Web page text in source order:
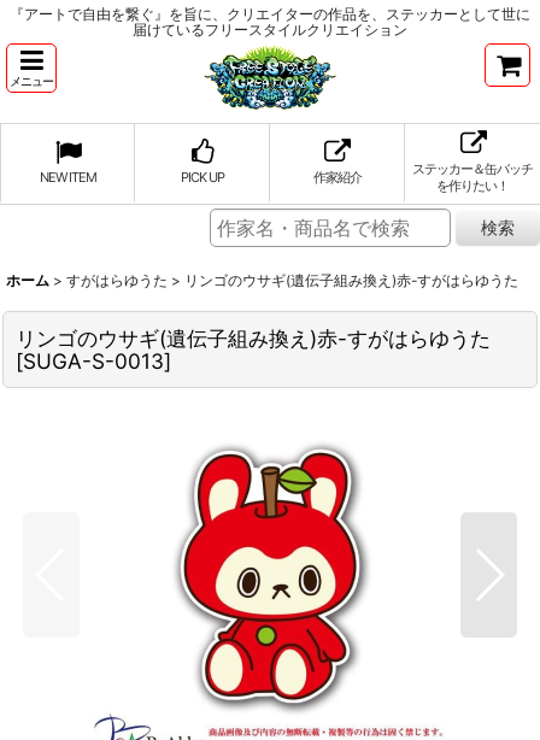
『アートで自由を繋ぐ』を旨に、クリエイターの作品を、ステッカーとして世に
届けているフリースタイルクリエイション
メニュー
NEW ITEM PICK UP 作家紹介
ステッカー＆缶バッチ
を作りたい！
ホーム > すがはらゆうた > リンゴのウサギ(遺伝子組み換え)赤-すがはらゆうた
リンゴのウサギ(遺伝子組み換え)赤-すがはらゆうた
[SUGA-S-0013]